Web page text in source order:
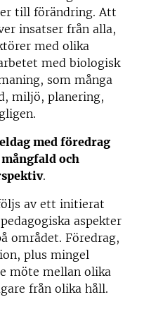
till förändring. Att
insatser från alla,
med olika
med biologisk
som många
miljö, planering,
med föredrag
och
.
av ett initierat
aspekter
området. Föredrag,
plus mingel
möte mellan olika
från olika håll.